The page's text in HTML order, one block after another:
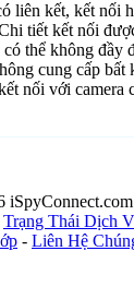
liên kết, kết nối
tiết kết nối
thể không đầy
cung cấp bất
nối với
Trạng Thái Dịch
- Liên Hệ